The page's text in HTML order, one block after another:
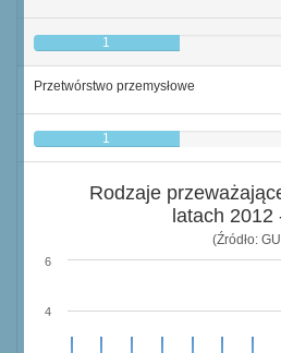
1
Przetwórstwo przemysłowe
1
Rodzaje
latach 2012
(Źródło:
4
6